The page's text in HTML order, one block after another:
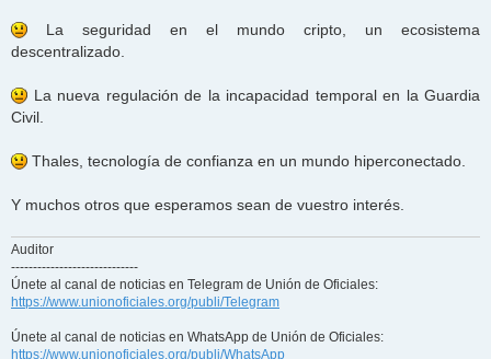
La seguridad en el mundo cripto, un ecosistema
descentralizado.
La nueva regulación de la incapacidad temporal en la Guardia
Civil.
Thales, tecnología de confianza en un mundo hiperconectado.
Y muchos otros que esperamos sean de vuestro interés.
Auditor
-----------------------------
Únete al canal de noticias en Telegram de Unión de Oficiales:
https://www.unionoficiales.org/publi/Telegram
Únete al canal de noticias en WhatsApp de Unión de Oficiales:
https://www.unionoficiales.org/publi/WhatsApp